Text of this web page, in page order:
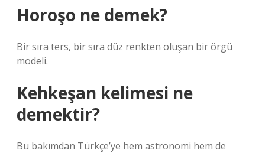
Horoşo ne demek?
Bir sıra ters, bir sıra düz renkten oluşan bir örgü
modeli.
Kehkeşan kelimesi ne
demektir?
Bu bakımdan Türkçe’ye hem astronomi hem de